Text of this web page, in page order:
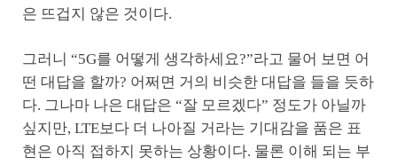
은 뜨겁지 않은 것이다.
그러니 “5G를 어떻게 생각하세요?”라고 물어 보면 어
떤 대답을 할까? 어쩌면 거의 비슷한 대답을 들을 듯하
다. 그나마 나은 대답은 “잘 모르겠다” 정도가 아닐까
싶지만, LTE보다 더 나아질 거라는 기대감을 품은 표
현은 아직 접하지 못하는 상황이다. 물론 이해 되는 부